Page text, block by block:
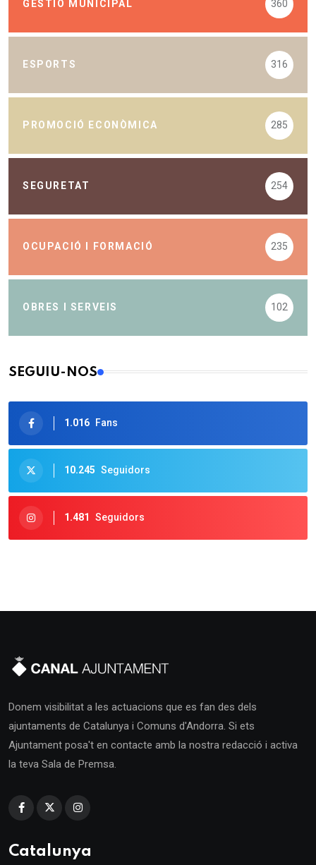
GESTIÓ MUNICIPAL 360
ESPORTS 316
PROMOCIÓ ECONÒMICA 285
SEGURETAT 254
OCUPACIÓ I FORMACIÓ 235
OBRES I SERVEIS 102
SEGUIU-NOS
1.016 Fans
10.245 Seguidors
1.481 Seguidors
Donem visibilitat a les actuacions que es fan des dels
ajuntaments de Catalunya i Comuns d'Andorra. Si ets
Ajuntament posa't en contacte amb la nostra redacció i activa
la teva Sala de Premsa.
Catalunya